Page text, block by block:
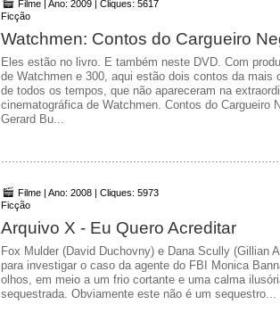
Filme | Ano: 2009 | Cliques: 5617
Ficção
Watchmen: Contos do Cargueiro
Eles estão no livro. E também neste DVD. Com
de Watchmen e 300, aqui estão dois contos da mais
de todos os tempos, que não apareceram na
cinematográfica de Watchmen. Contos do Cargueiro
Gerard Bu...
Filme | Ano: 2008 | Cliques: 5973
Ficção
Arquivo X - Eu Quero Acreditar
Fox Mulder (David Duchovny) e Dana Scully (Gillian
para investigar o caso da agente do FBI Monica
olhos, em meio a um frio cortante e uma calma
sequestrada. Obviamente este não é um sequestro...